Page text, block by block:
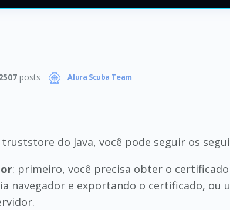
posts Alura Scuba Team
do Java, você pode seguir os
: primeiro, você precisa obter o
navegador e exportando o certificado, ou